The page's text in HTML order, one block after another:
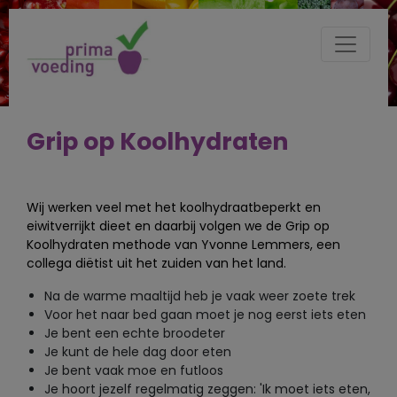
Grip op Koolhydraten
Wij werken veel met het koolhydraatbeperkt en
eiwitverrijkt dieet en daarbij volgen we de Grip op
Koolhydraten methode van Yvonne Lemmers, een
collega diëtist uit het zuiden van het land.
Na de warme maaltijd heb je vaak weer zoete trek
Voor het naar bed gaan moet je nog eerst iets eten
Je bent een echte broodeter
Je kunt de hele dag door eten
Je bent vaak moe en futloos
Je hoort jezelf regelmatig zeggen: 'Ik moet iets eten,